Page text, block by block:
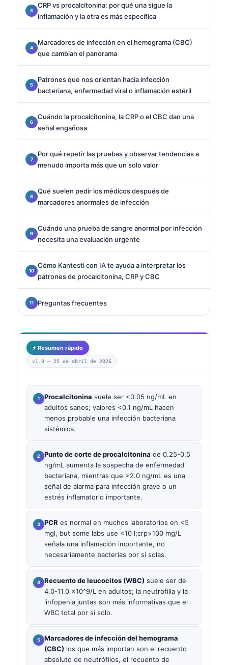
CRP vs procalcitonina: por qué una sigue la
inflamación y la otra es más específica
Marcadores de infección en el hemograma (CBC)
que cambian el panorama
Patrones que nos orientan hacia infección
bacteriana, enfermedad viral o inflamación estéril
Cuándo la procalcitonina, la CRP o el CBC dan una
señal engañosa
Por qué repetir las pruebas y observar tendencias a
menudo importa más que un solo valor
Qué suelen pedir los médicos después de
marcadores anormales de infección
Cuándo una prueba de sangre anormal por infección
necesita una evaluación urgente
Cómo Kantesti con IA te ayuda a interpretar los
patrones de procalcitonina, CRP y CBC
Preguntas frecuentes
⚡ Resumen rápido
v1.0 — 25 de abril de 2026
Procalcitonina suele ser <0.05 ng/mL en
adultos sanos; valores <0.1 ng/mL hacen
menos probable una infección bacteriana
sistémica.
Punto de corte de procalcitonina de 0.25-0.5
ng/mL aumenta la sospecha de enfermedad
bacteriana, mientras que >2.0 ng/mL es una
señal de alarma para infección grave o un
estrés inflamatorio importante.
PCR es normal en muchos laboratorios en <5
mgl, but some labs use <10 l;crp>100 mg/L
señala una inflamación importante, no
necesariamente bacterias por sí solas.
Recuento de leucocitos (WBC) suele ser de
4.0-11.0 x10^9/L en adultos; la neutrofilia y la
linfopenia juntas son más informativas que el
WBC total por sí solo.
Marcadores de infección del hemograma
(CBC) los que más importan son el recuento
absoluto de neutrófilos, el recuento de